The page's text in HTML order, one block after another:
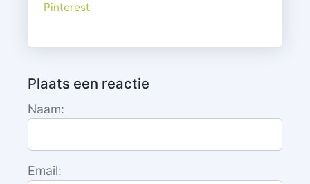
Pinterest
Plaats een reactie
Naam:
Email: